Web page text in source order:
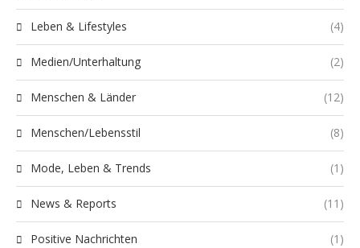
Leben & Lifestyles (4)
Medien/Unterhaltung (2)
Menschen & Länder (12)
Menschen/Lebensstil (8)
Mode, Leben & Trends (1)
News & Reports (11)
Positive Nachrichten (1)